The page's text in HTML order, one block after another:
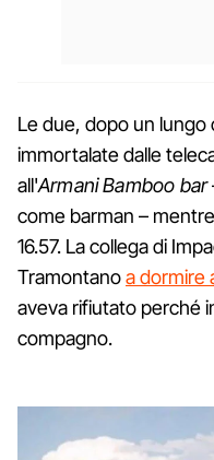
Le due, dopo un
immortalate dalle
all'Armani Bamboo bar
come barman –
16.57. La collega di
Tramontanoa dormire
aveva rifiutato perché
compagno.